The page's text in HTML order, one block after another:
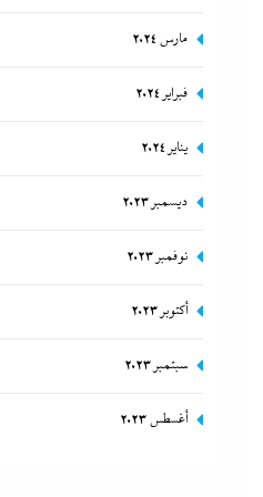
مارس 2024
فبراير 2024
يناير 2024
ديسمبر 2023
نوفمبر 2023
أكتوبر 2023
سبتمبر 2023
أغسطس 2023